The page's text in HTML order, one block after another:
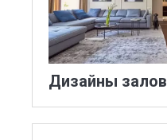
Дизайны залов